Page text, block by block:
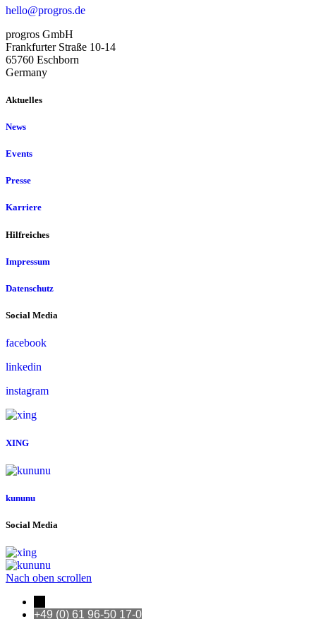
hello@progros.de
progros GmbH
Frankfurter Straße 10-14
65760 Eschborn
Germany
Aktuelles
News
Events
Presse
Karriere
Hilfreiches
Impressum
Datenschutz
Social Media
facebook
linkedin
instagram
XING
kununu
Social Media
Nach oben scrollen
+49 (0) 61 96-50 17-0